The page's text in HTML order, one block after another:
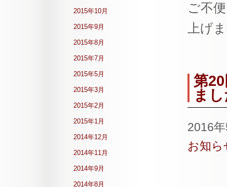
ご不
上げ
第
ま
2016
お知ら
2015年10月
2015年9月
2015年8月
2015年7月
2015年5月
2015年3月
2015年2月
2015年1月
2014年12月
2014年11月
2014年9月
2014年8月